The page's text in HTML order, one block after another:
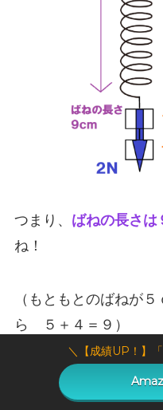
つまり、 ばねの長さは
ね！
（もともとのばねが
ら ５＋４＝９）
＼【成績UP！】